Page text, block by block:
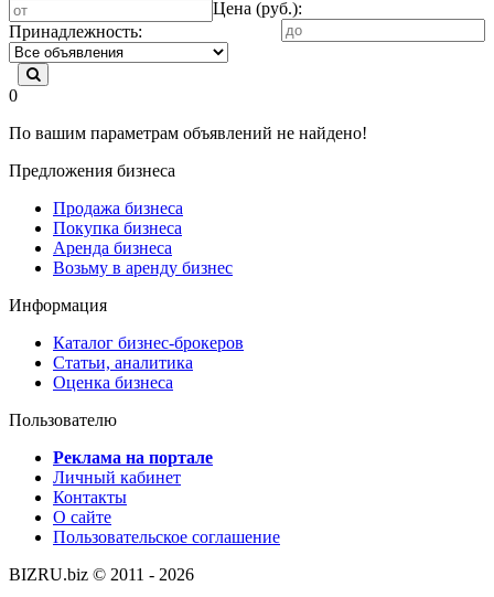
Цена (руб.):
Принадлежность:
0
По вашим параметрам объявлений не найдено!
Предложения бизнеса
Продажа бизнеса
Покупка бизнеса
Аренда бизнеса
Возьму в аренду бизнес
Информация
Каталог бизнес-брокеров
Статьи, аналитика
Оценка бизнеса
Пользователю
Реклама на портале
Личный кабинет
Контакты
О сайте
Пользовательское соглашение
BIZRU.biz © 2011 - 2026